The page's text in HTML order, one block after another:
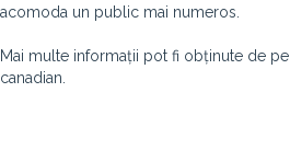
acomoda un public mai numeros.
Mai multe informații pot fi obținute de pe
canadian.